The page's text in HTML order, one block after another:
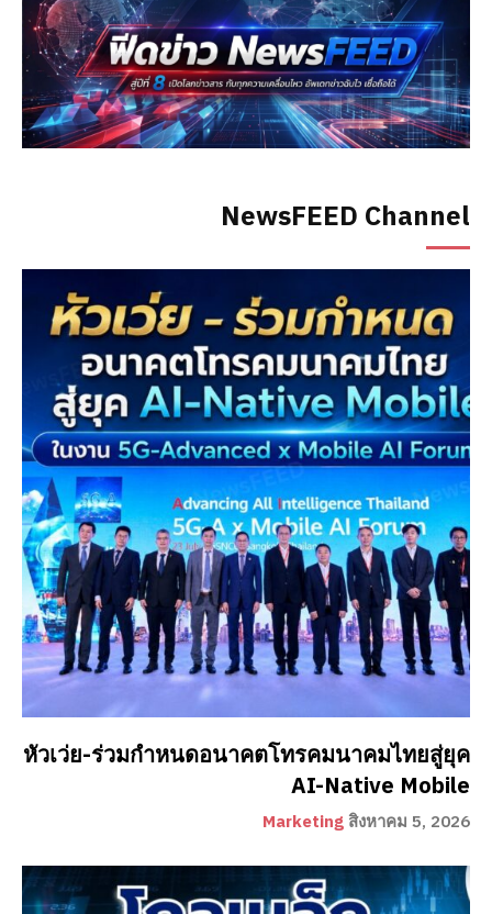
NewsFEED Channel
หัวเว่ย-ร่วมกำหนดอนาคตโทรคมนาคมไทยสู่ยุค
AI-Native Mobile
Marketing สิงหาคม 5, 2026